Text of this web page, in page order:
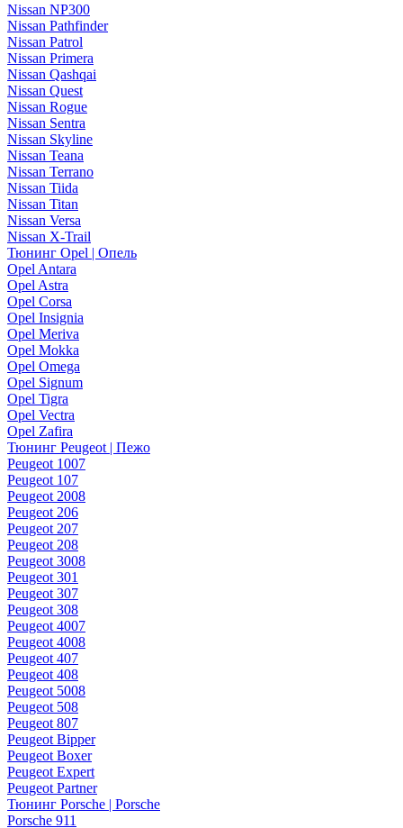
Nissan NP300
Nissan Pathfinder
Nissan Patrol
Nissan Primera
Nissan Qashqai
Nissan Quest
Nissan Rogue
Nissan Sentra
Nissan Skyline
Nissan Teana
Nissan Terrano
Nissan Tiida
Nissan Titan
Nissan Versa
Nissan X-Trail
Тюнинг Opel | Опель
Opel Antara
Opel Astra
Opel Corsa
Opel Insignia
Opel Meriva
Opel Mokka
Opel Omega
Opel Signum
Opel Tigra
Opel Vectra
Opel Zafira
Тюнинг Peugeot | Пежо
Peugeot 1007
Peugeot 107
Peugeot 2008
Peugeot 206
Peugeot 207
Peugeot 208
Peugeot 3008
Peugeot 301
Peugeot 307
Peugeot 308
Peugeot 4007
Peugeot 4008
Peugeot 407
Peugeot 408
Peugeot 5008
Peugeot 508
Peugeot 807
Peugeot Bipper
Peugeot Boxer
Peugeot Expert
Peugeot Partner
Тюнинг Porsche | Porsche
Porsche 911